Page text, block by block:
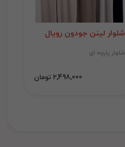
شلوار لینن جودون رویال
شلوار پارچه ای
2,498,000 تومان